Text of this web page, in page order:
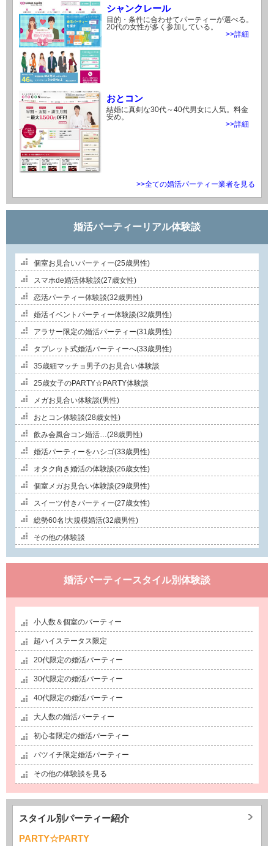
シャンクレール
目的・条件に合わせてパーティーが選べる。
20代の女性が多く参加している。
>>詳細
おとコン
結婚に真剣な30代～40代男女に人気。料金
安め。
>>詳細
>>全ての婚活パーティー業者を見る
婚活パーティーリアル体験談
個室お見合いパーティー(25歳男性)
スマホde婚活体験談(27歳女性)
恋活パーティー体験談(32歳男性)
婚活イベントパーティー体験談(32歳男性)
アラサー限定の婚活パーティー(31歳男性)
タブレット式婚活パーティーへ(33歳男性)
35歳細マッチョ男子のお見合い体験談
25歳女子のPARTY☆PARTY体験談
メガお見合い体験談(男性)
おとコン体験談(28歳女性)
飲み会風合コン婚活…(28歳男性)
婚活パーティーをハシゴ(33歳男性)
オタク向き婚活の体験談(26歳女性)
個室メガお見合い体験談(29歳男性)
スイーツ付きパーティー(27歳女性)
総勢60名!大規模婚活(32歳男性)
その他の体験談
婚活パーティースタイル別体験談
小人数＆個室のパーティー
超ハイステータス限定
20代限定の婚活パーティー
30代限定の婚活パーティー
40代限定の婚活パーティー
大人数の婚活パーティー
初心者限定の婚活パーティー
バツイチ限定婚活パーティー
その他の体験談を見る
スタイル別パーティー紹介
PARTY☆PARTY